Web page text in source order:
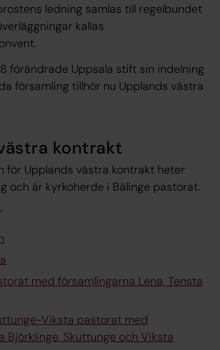
ledning samlas till regelbundet
kallas
förändrade Uppsala stift sin indelning
församling tillhör nu Upplands västra
kontrakt
för Upplands västra kontrakt heter
och är kyrkoherde i Bälinge pastorat.
med församlingarna Lena, Tensta
Viksta pastorat med
Björklinge, Skuttunge och Viksta